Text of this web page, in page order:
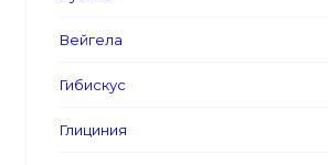
Вейгела
Гибискус
Глициния